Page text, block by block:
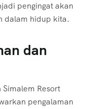
pengingat akan
dalam hidup kita.
dan
Resort
pengalaman